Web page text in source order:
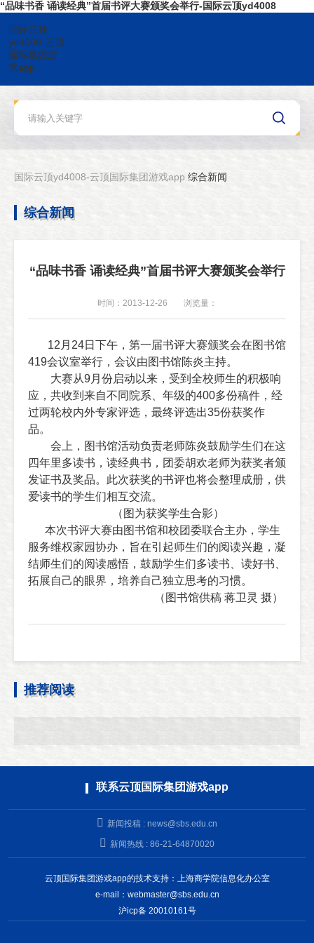
“品味书香 诵读经典”首届书评大赛颁奖会举行-国际云顶yd4008
国际云顶
yd4008-云顶
国际集团游
戏app
国际云顶yd4008-云顶国际集团游戏app 综合新闻
综合新闻
“品味书香 诵读经典”首届书评大赛颁奖会举行
时间：2013-12-26 浏览量：
12 月 24日下午，第一届书评大赛颁奖会在图书馆
419会议室举行，会议由图书馆陈炎主持。
大赛从9月份启动以来，受到全校师生的积极响
应，共收到来自不同院系、年级的400多份稿件，经
过两轮校内外专家评选，最终评选出35份获奖作
品。
会上，图书馆活动负责老师陈炎鼓励学生们在这
四年里多读书，读经典书，团委胡欢老师为获奖者颁
发证书及奖品。此次获奖的书评也将会整理成册，供
爱读书的学生们相互交流。
（图为获奖学生合影）
本次书评大赛由图书馆和校团委联合主办，学生
服务维权家园协办，旨在引起师生们的阅读兴趣，凝
结师生们的阅读感悟，鼓励学生们多读书、读好书、
拓展自己的眼界，培养自己独立思考的习惯。
（图书馆供稿 蒋卫灵 摄）
推荐阅读
联系云顶国际集团游戏app
新闻投稿 : news@sbs.edu.cn
新闻热线 : 86-21-64870020
云顶国际集团游戏app的技术支持：上海商学院信息化办公室
e-mail： webmaster@sbs.edu.cn
沪icp备 20010161号